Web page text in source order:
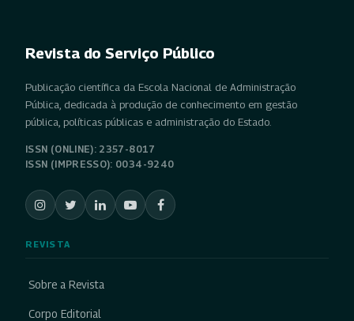
Revista do Serviço Público
Publicação científica da Escola Nacional de Administração
Pública, dedicada à produção de conhecimento em gestão
pública, políticas públicas e administração do Estado.
ISSN (ONLINE): 2357-8017
ISSN (IMPRESSO): 0034-9240
REVISTA
Sobre a Revista
Corpo Editorial